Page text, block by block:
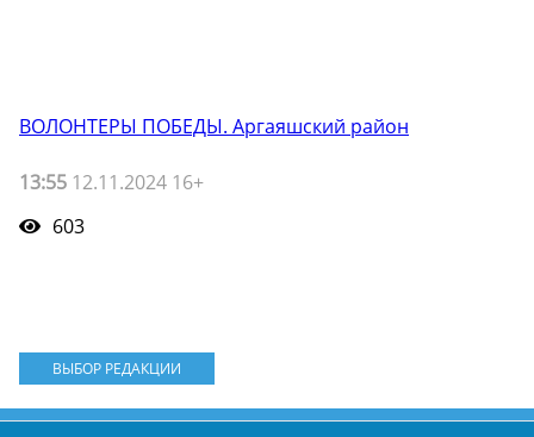
ВОЛОНТЕРЫ ПОБЕДЫ. Аргаяшский район
13:55 12.11.2024 16+
603
ВЫБОР РЕДАКЦИИ